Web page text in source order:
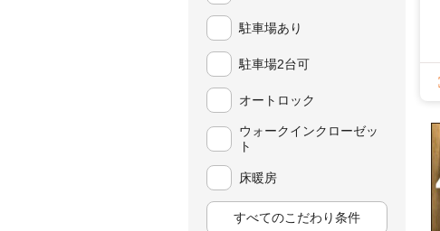
駐車場あり
駐車場2台可
オートロック
ウォークインクローゼッ
ト
床暖房
すべてのこだわり条件